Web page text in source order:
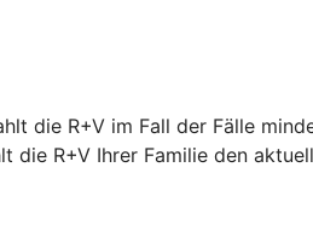
die R+V im Fall der Fälle
die R+V Ihrer Familie den